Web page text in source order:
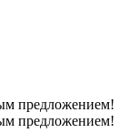
предложением!
предложением!